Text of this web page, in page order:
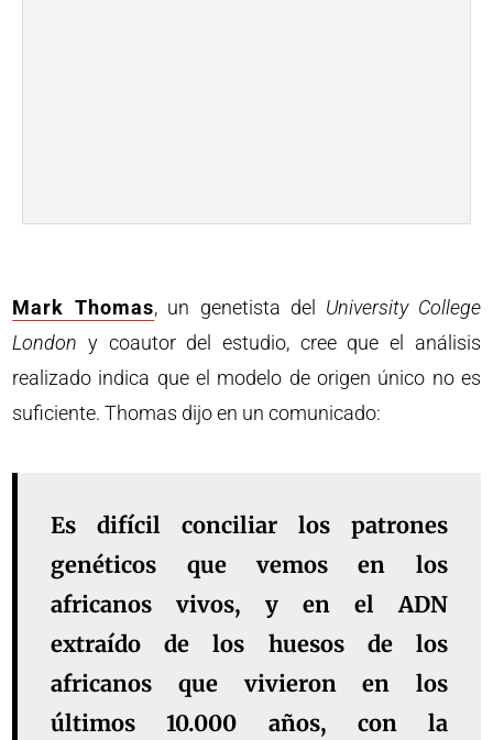
Mark Thomas, un genetista del University College
London y coautor del estudio, cree que el análisis
realizado indica que el modelo de origen único no es
suficiente. Thomas dijo en un comunicado:
Es difícil conciliar los patrones
genéticos que vemos en los
africanos vivos, y en el ADN
extraído de los huesos de los
africanos que vivieron en los
últimos 10.000 años, con la